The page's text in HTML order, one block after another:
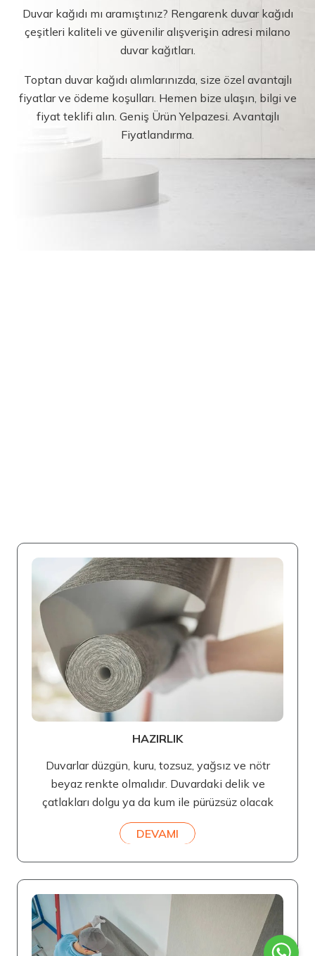
Duvar kağıdı mı aramıştınız? Rengarenk duvar kağıdı
çeşitleri kaliteli ve güvenilir alışverişin adresi milano
duvar kağıtları.
Toptan duvar kağıdı alımlarınızda, size özel avantajlı
fiyatlar ve ödeme koşulları. Hemen bize ulaşın, bilgi ve
fiyat teklifi alın. Geniş Ürün Yelpazesi. Avantajlı
Fiyatlandırma.
HAZIRLIK
Duvarlar düzgün, kuru, tozsuz, yağsız ve nötr
beyaz renkte olmalıdır. Duvardaki delik ve
çatlakları dolgu ya da kum ile pürüzsüz olacak
DEVAMI